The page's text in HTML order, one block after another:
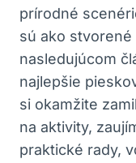
prírodné
sú ako
nasledujúcom
najlepšie
si okamžite
na aktivity,
praktické rady,